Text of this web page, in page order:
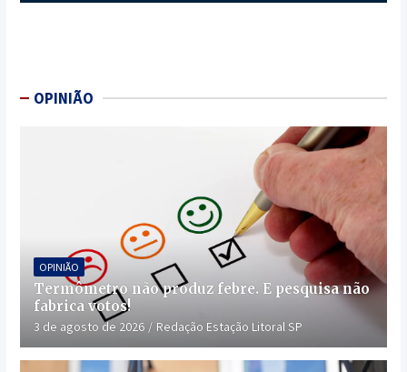
OPINIÃO
OPINIÃO
Termômetro não produz febre. E pesquisa não
fabrica votos!
3 de agosto de 2026 Redação Estação Litoral SP